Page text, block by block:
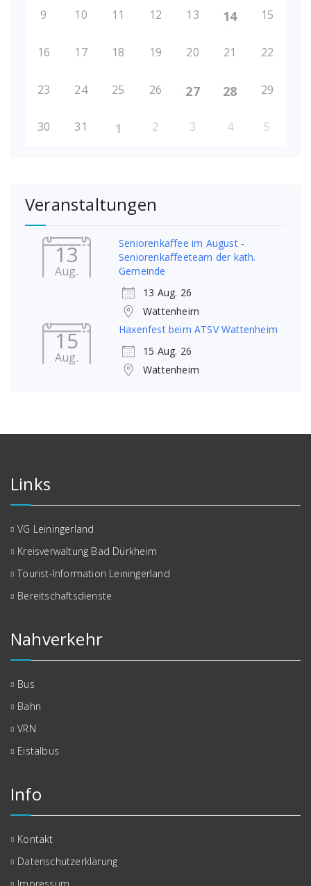
9 10 11 12 13 14 15
16 17 18 19 20 21 22
23 24 25 26 27 28 29
30 31 1 2 3 4 5
Veranstaltungen
13
Aug.
Seniorenkaffee im August -
Seniorenkaffeeteam der kath.
Gemeinde
13 Aug. 26
Wattenheim
15
Aug.
Haxenfest beim ATSV Wattenheim
15 Aug. 26
Wattenheim
Links
VG Leiningerland
Kreisverwaltung Bad Dürkheim
Tourist-Information Leiningerland
Bereitschaftsdienste
Nahverkehr
Bus
Bahn
VRN
Eistalbus
Info
Kontakt
Datenschutzerklärung